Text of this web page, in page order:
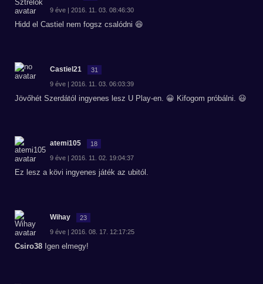
9 éve | 2016. 11. 03. 08:46:30
Hidd el Castiel nem fogsz csalódni 😆
Castiel21 31
9 éve | 2016. 11. 03. 06:03:39
Jövőhét Szerdától ingyenes lesz U Play-en. 😀 Kifogom próbálni. 😃
atemi105 18
9 éve | 2016. 11. 02. 19:04:37
Ez lesz a kövi ingyenes játék az ubitól.
Wihay 23
9 éve | 2016. 08. 17. 12:17:25
Csiro38 Igen elmegy!